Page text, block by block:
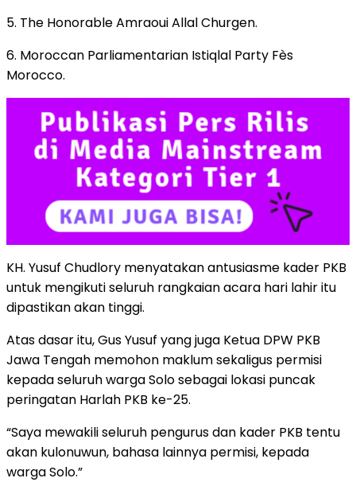
5. The Honorable Amraoui Allal Churgen.
6. Moroccan Parliamentarian Istiqlal Party Fès
Morocco.
KH. Yusuf Chudlory menyatakan antusiasme kader PKB
untuk mengikuti seluruh rangkaian acara hari lahir itu
dipastikan akan tinggi.
Atas dasar itu, Gus Yusuf yang juga Ketua DPW PKB
Jawa Tengah memohon maklum sekaligus permisi
kepada seluruh warga Solo sebagai lokasi puncak
peringatan Harlah PKB ke-25.
“Saya mewakili seluruh pengurus dan kader PKB tentu
akan kulonuwun, bahasa lainnya permisi, kepada
warga Solo.”